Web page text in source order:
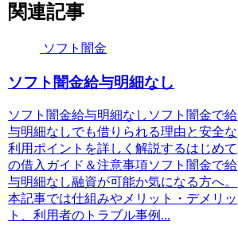
関連記事
ソフト闇金
ソフト闇金給与明細なし
ソフト闇金給与明細なしソフト闇金で給
与明細なしでも借りられる理由と安全な
利用ポイントを詳しく解説するはじめて
の借入ガイド＆注意事項ソフト闇金で給
与明細なし融資が可能か気になる方へ。
本記事では仕組みやメリット・デメリッ
ト、利用者のトラブル事例...